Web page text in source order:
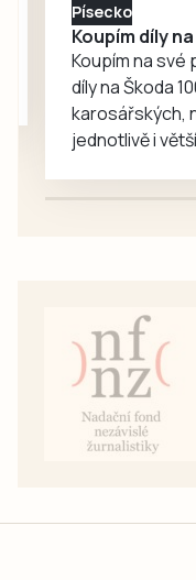
Písecko
Koupím díly
Koupím na
díly na Škoda
karosářských,
jednotlivě i